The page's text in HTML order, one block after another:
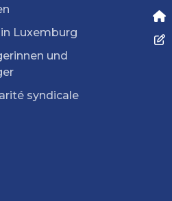
Luxemburg
und
syndicale